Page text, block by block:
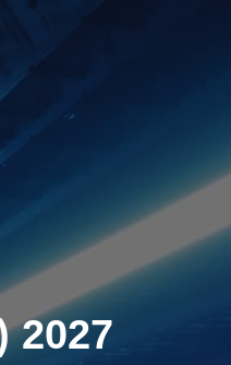
2027